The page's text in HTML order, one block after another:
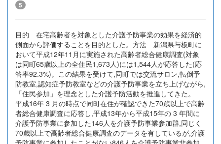
5
目的 在宅高齢者を対象とした介護予防事業の効果を経済的
側面から評価することを目的とした。方法 新潟県与板町に
おいて平成12年11月に実施された高齢者総合健康調査(対象
は同町65歳以上の全住民1,673人)には1,544人が応答した(応
答率92.3%)。この結果を受けて,同町では交流サロン,転倒予
防教室,認知症予防教室などの介護予防事業を立ち上げながら,
「住民参加」を理念とした介護予防活動を推進してきた。
平成16年 3 月の時点で同町在住が確認できた70歳以上で高齢
者総合健康調査に応答し,平成13年から平成15年の 3 年間に
介護予防事業に参加した146人を介護予防事業参加群,同じく
70歳以上で高齢者総合健康調査のデータを有しているが,介護